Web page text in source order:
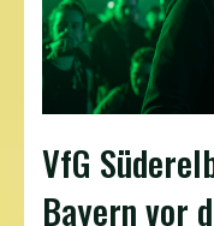
VfG
Bayern vor